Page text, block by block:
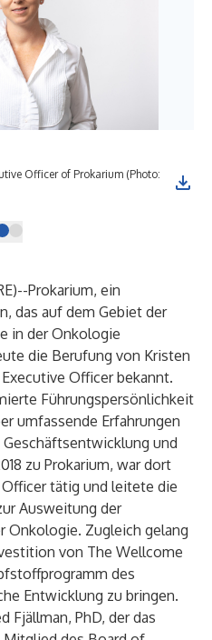
Officer of Prokarium (Photo:
)--Prokarium, ein
das auf dem Gebiet der
in der Onkologie
die Berufung von Kristen
Officer bekannt.
Führungspersönlichkeit
umfassende Erfahrungen
und
zu Prokarium, war dort
tätig und leitete die
Ausweitung der
Onkologie. Zugleich gelang
von The Wellcome
des
Entwicklung zu bringen.
Fjällman, PhD, der das